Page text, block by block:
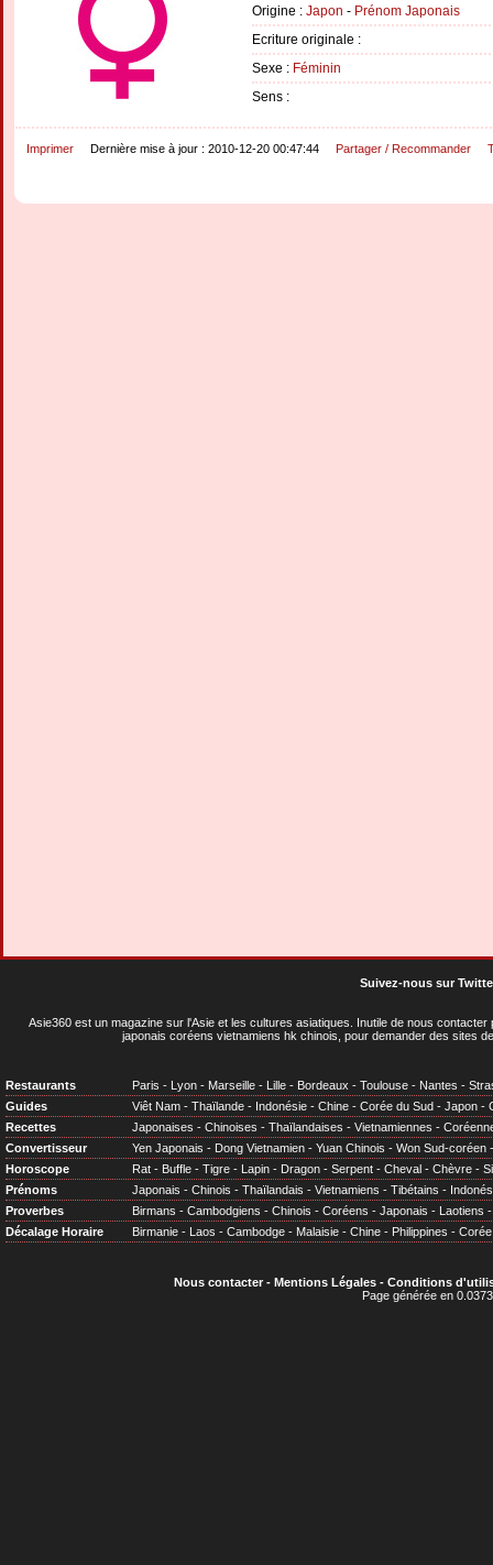
Origine : Japon - Prénom Japonais
Ecriture originale :
Sexe : Féminin
Sens :
Imprimer Dernière mise à jour : 2010-12-20 00:47:44 Partager / Recommander
Suivez-nous sur
Asie360 est un magazine sur l'Asie et les cultures asiatiques . Inutile de nous
japonais coréens vietnamiens hk chinois, pour demander des sites
Restaurants Paris - Lyon - Marseille - Lille - Bordeaux - Toulouse - Nantes -
Guides
Viêt Nam - Thaïlande - Indonésie - Chine - Corée du Sud - Japon -
Recettes
Japonaises - Chinoises - Thaïlandaises - Vietnamiennes -
Convertisseur
Yen Japonais - Dong Vietnamien - Yuan Chinois - Won Sud-coréen
Horoscope
Rat - Buffle - Tigre - Lapin - Dragon - Serpent - Cheval - Chèvre -
Prénoms
Japonais - Chinois - Thaïlandais - Vietnamiens - Tibétains -
Proverbes
Birmans - Cambodgiens - Chinois - Coréens - Japonais - Laotiens
Décalage Horaire
Birmanie - Laos - Cambodge - Malaisie - Chine - Philippines - Corée
Nous contacter- Mentions Légales- Conditions
Page générée en